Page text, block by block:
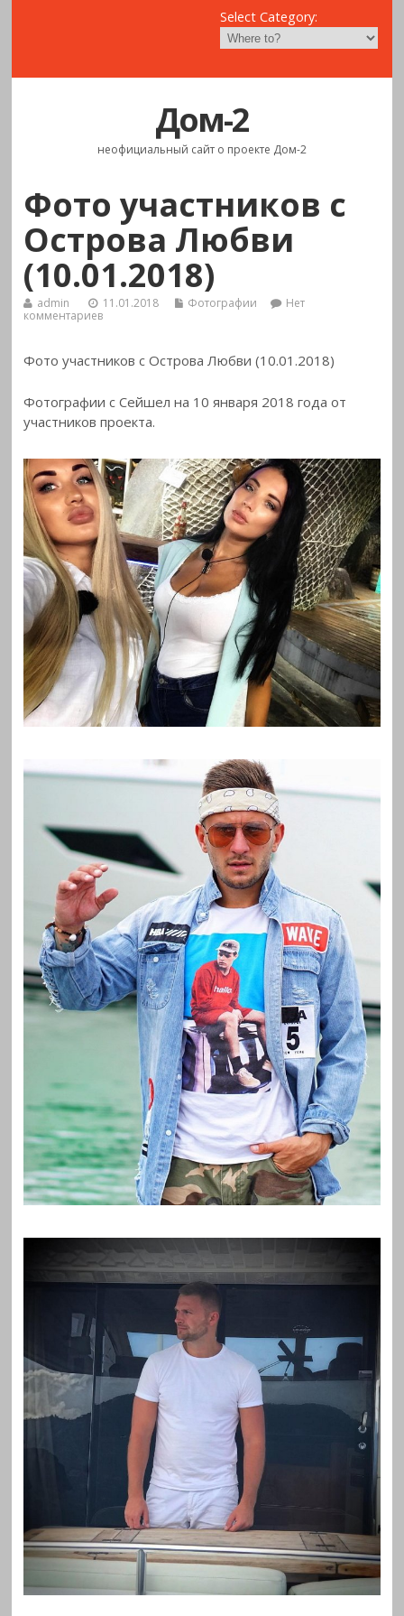
Select Category:
Дом-2
неофициальный сайт о проекте Дом-2
Фото участников с
Острова Любви
(10.01.2018)
admin 11.01.2018 Фотографии
Нет
комментариев
Фото участников с Острова Любви (10.01.2018)
Фотографии с Сейшел на 10 января 2018 года от
участниковпроекта.